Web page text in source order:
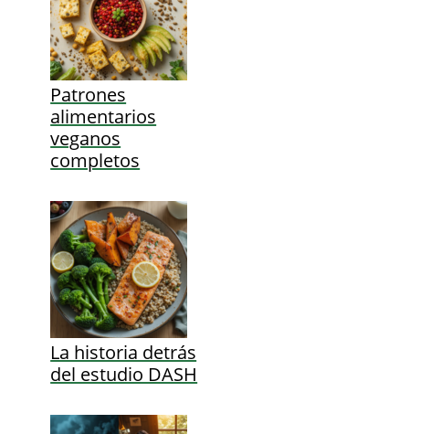
Patrones
alimentarios
veganos
completos
La historia detrás
del estudio DASH